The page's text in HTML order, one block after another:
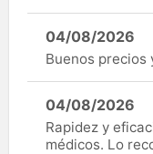
04/08/2026
Buenos precios
04/08/2026
Rapidez y
médicos. Lo